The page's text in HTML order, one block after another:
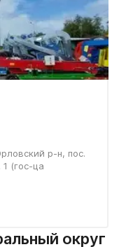
р-н, пос.
(гос-ца
округ